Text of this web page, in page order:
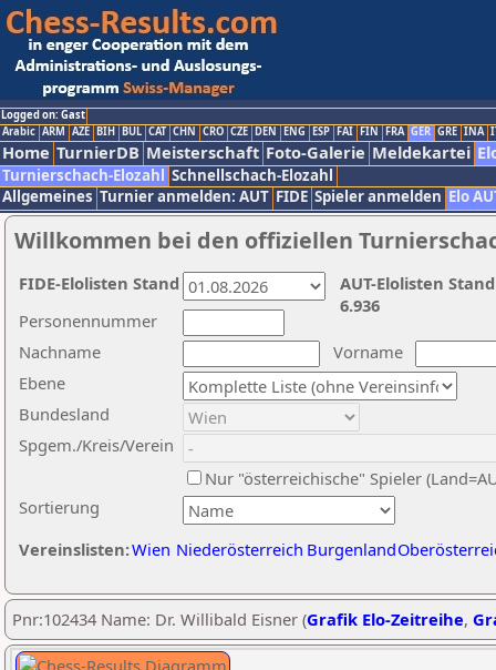
Logged on: Gast
Arabic ARM AZE BIH BUL CAT CHN CRO CZE DEN ENG ESP FAI FIN FRA GER GRE INA
Home TurnierDB Meisterschaft Foto-Galerie Meldekartei
Turnierschach-Elozahl Schnellschach-Elozahl
Allgemeines Turnier anmelden: AUT FIDE Spieler anmelden Elo
Willkommen bei den offiziellen
Nachname
Vorname
Ebene
Sortierung
Personennummer
Bundesland
Spgem./Kreis/Verein
Nur "österreichische" Spieler
Vereinslisten:Wien Niederösterreich Burgenland
AUT-Elolisten
6.936
FIDE-Elolisten Stand
Pnr:102434 Name: Dr. Willibald Eisner (Grafik Elo-Zeitreihe,